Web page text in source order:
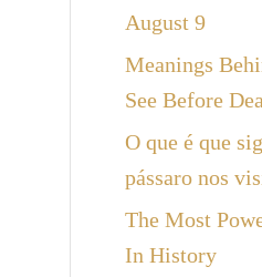
August 9
Meanings
See Before
O que é que
pássaro nos
The Most
In History